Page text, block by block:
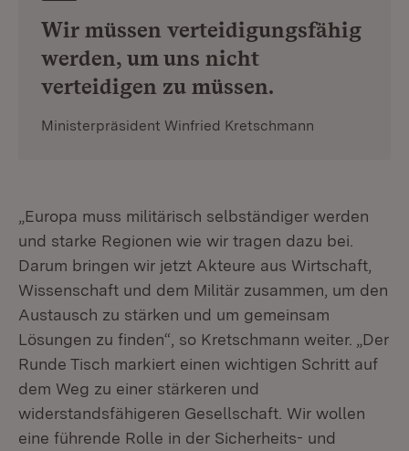
Wir müssen verteidigungsfähig
werden, um uns nicht
verteidigen zu müssen.
Ministerpräsident Winfried Kretschmann
„Europa muss militärisch selbständiger werden
und starke Regionen wie wir tragen dazu bei.
Darum bringen wir jetzt Akteure aus Wirtschaft,
Wissenschaft und dem Militär zusammen, um den
Austausch zu stärken und um gemeinsam
Lösungen zu finden“, so Kretschmann weiter. „Der
Runde Tisch markiert einen wichtigen Schritt auf
dem Weg zu einer stärkeren und
widerstandsfähigeren Gesellschaft. Wir wollen
eine führende Rolle in der Sicherheits- und